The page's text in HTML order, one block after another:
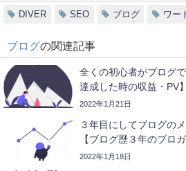
DIVER SEO ブログ ワー
ブログの関連記事
全くの初心者がブログ
達成した時の収益・PV】
2022年1月21日
３年目にしてブログの
【ブログ歴３年のブロガ
2022年1月18日